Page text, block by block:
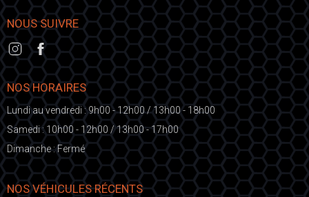
NOUS SUIVRE
NOS HORAIRES
Lundi au vendredi : 9h00 - 12h00 / 13h00 - 18h00
Samedi : 10h00 - 12h00 / 13h00 - 17h00
Dimanche : Fermé
NOS VÉHICULES RÉCENTS